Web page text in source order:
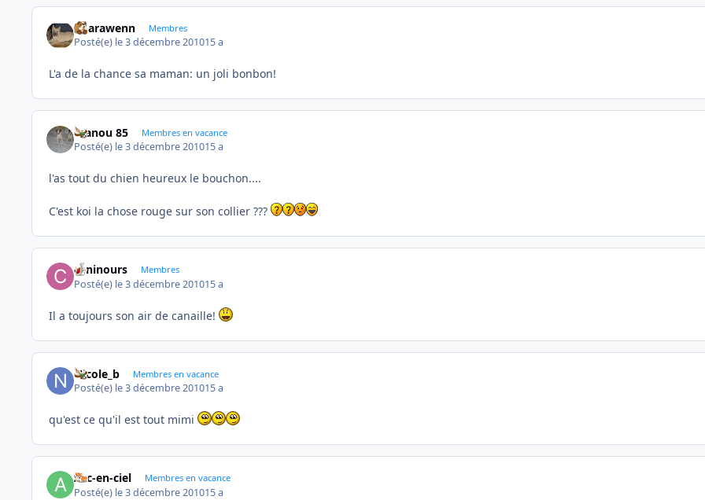
unarawenn Membres
Posté(e) le 3 décembre 201015 a
L'a de la chance sa maman: un joli bonbon!
manou 85 Membres en vacance
Posté(e) le 3 décembre 201015 a
l'as tout du chien heureux le bouchon....
C'est koi la chose rouge sur son collier ???
caninours Membres
Posté(e) le 3 décembre 201015 a
Il a toujours son air de canaille!
Nicole_b Membres en vacance
Posté(e) le 3 décembre 201015 a
qu'est ce qu'il est tout mimi
Arc-en-ciel Membres en vacance
Posté(e) le 3 décembre 201015 a